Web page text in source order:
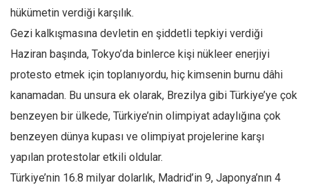
Kategoriler
Kültür Sanat
Kitap
Karisi kitap sualleri
7 soruda bu hafta
Ekonomi
Spor
hükümetin verdiği karşılık.
Gezi kalkışmasına devletin en şiddetli tepkiyi verdiği
Haziran başında, Tokyo’da binlerce kişi nükleer enerjiyi
protesto etmek için toplanıyordu, hiç kimsenin burnu dâhi
kanamadan. Bu unsura ek olarak, Brezilya gibi Türkiye’ye çok
benzeyen bir ülkede, Türkiye’nin olimpiyat adaylığına çok
benzeyen dünya kupası ve olimpiyat projelerine karşı
yapılan protestolar etkili oldular.
Türkiye’nin 16.8 milyar dolarlık, Madrid’in 9, Japonya’nın 4